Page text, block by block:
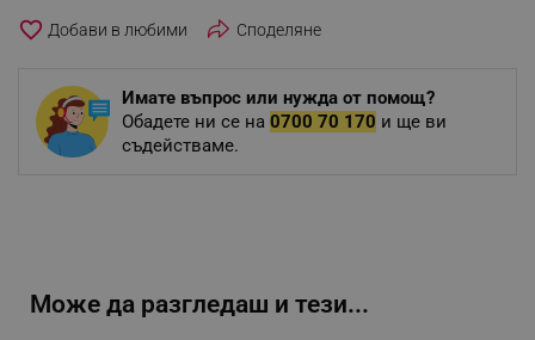
favorite_border Споделяне
Имате въпрос или нужда от помощ?
Обадете ни се на 0700 70 170 и ще ви
съдействаме.
Може да разгледаш и тези...